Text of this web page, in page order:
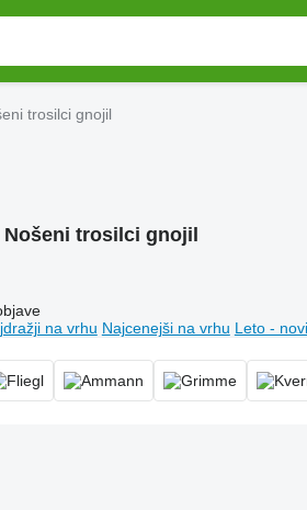
trosilci gnojil
Nošeni trosilci gnojil
na vrhu Najcenejši na vrhu Leto -